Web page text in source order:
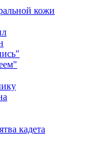
кожи
кадета